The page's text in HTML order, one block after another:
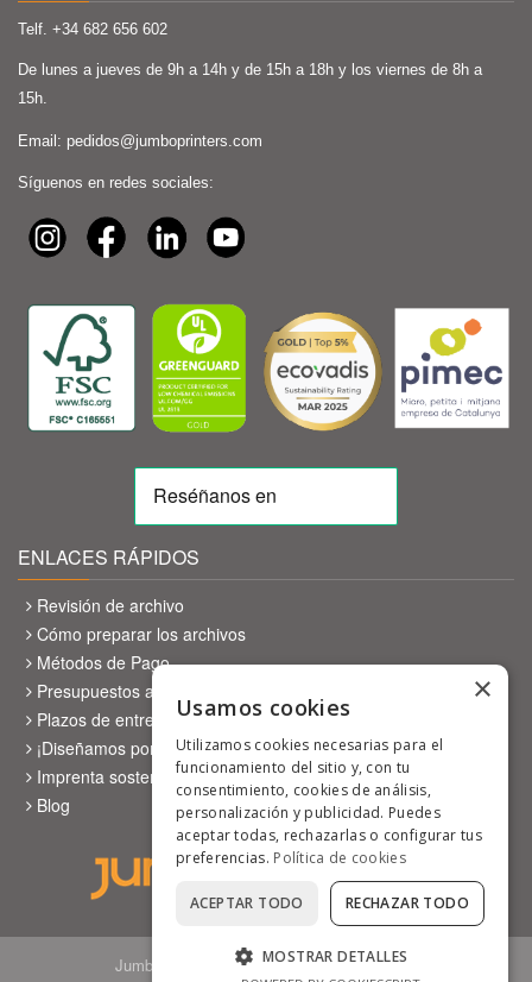
Telf. +34 682 656 602
De lunes a jueves de 9h a 14h y de 15h a 18h y los viernes de 8h a
15h.
Email: pedidos@jumboprinters.com
Síguenos en redes sociales:
ENLACES RÁPIDOS
Revisión de archivo
Cómo preparar los archivos
Métodos de Pago
Presupuestos a medida
Plazos de entrega
¡Diseñamos por ti!
Imprenta sostenible
Blog
Jumboprinters, piensa en grande y en verde
×
Usamos cookies
Utilizamos cookies necesarias para el
funcionamiento del sitio y, con tu
consentimiento, cookies de análisis,
personalización y publicidad. Puedes
aceptar todas, rechazarlas o configurar tus
preferencias. Política de cookies
ACEPTAR TODO RECHAZAR TODO
MOSTRAR DETALLES